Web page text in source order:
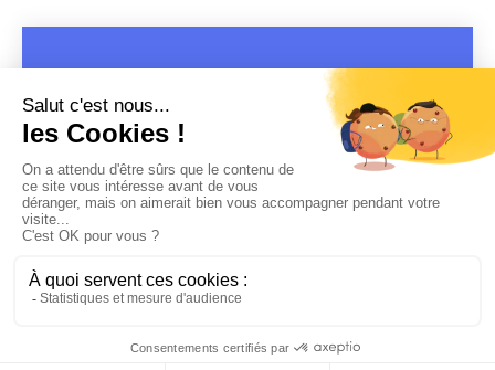
MENTIONS LÉGALES-POLITIQUE DE CONFIDENTIALITÉ